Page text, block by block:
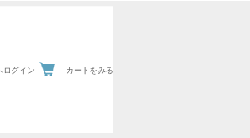
ログイン カートをみる